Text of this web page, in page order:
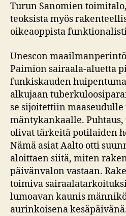
Turun Sanomien
teoksista myös
oikeaoppista
Unescon
Paimion sairaala-aluetta
funkiskauden
alkujaan
se sijoitettiin
mäntykankaalle.
olivat tärkeitä potilaiden
Nämä asiat Aalto otti
aloittaen siitä, miten
päivänvalon vastaan.
toimiva
lumoavan kaunis
aurinkoisena